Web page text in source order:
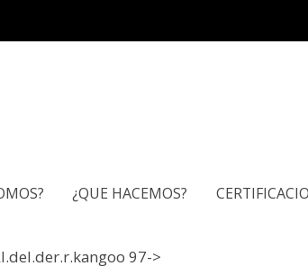
¿QUE HACEMOS?
97->